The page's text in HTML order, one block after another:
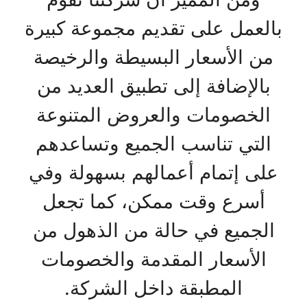
بالعمل على تقديم مجموعة كبيرة
من الأسعار البسيطة والرخيصة
بالإضافة إلى تطبيق العديد من
الخصومات والعروض المتنوعة
التي تناسب الجميع وتساعدهم
على إتمام أعمالهم بسهولة وفي
أسرع وقت ممكن، كما تجعل
الجميع في حالة من الذهول من
الأسعار المقدمة والخصومات
المطبقة داخل الشركة.